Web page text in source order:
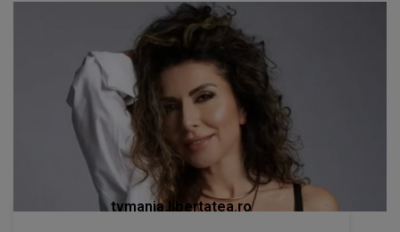
tvmania.libertatea.ro